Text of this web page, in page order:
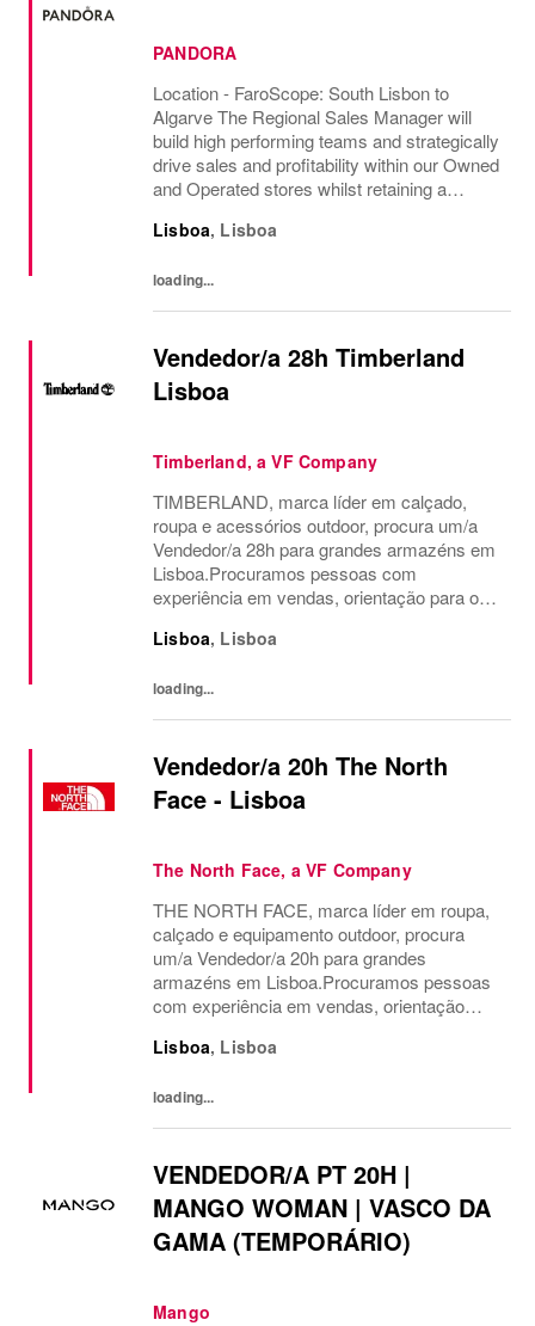
PANDORA
Location - FaroScope: South Lisbon to
Algarve The Regional Sales Manager will
build high performing teams and strategically
drive sales and profitability within our Owned
and Operated stores whilst retaining a
Global and local brand standards must be...
Lisboa, Lisboa
loading...
Vendedor/a 28h Timberland
Lisboa
Timberland, a VF Company
TIMBERLAND, marca líder em calçado,
roupa e acessórios outdoor, procura um/a
Vendedor/a 28h para grandes armazéns em
Lisboa.Procuramos pessoas com
experiência em vendas, orientação para o
Valorizamos experiência no cumprimento de
Lisboa, Lisboa
loading...
Vendedor/a 20h The North
Face - Lisboa
The North Face, a VF Company
THE NORTH FACE, marca líder em roupa,
calçado e equipamento outdoor, procura
um/a Vendedor/a 20h para grandes
armazéns em Lisboa.Procuramos pessoas
com experiência em vendas, orientação
Valorizamos experiência no cumprimento de
Lisboa, Lisboa
loading...
VENDEDOR/A PT 20H |
MANGO WOMAN | VASCO DA
GAMA (TEMPORÁRIO)
Mango